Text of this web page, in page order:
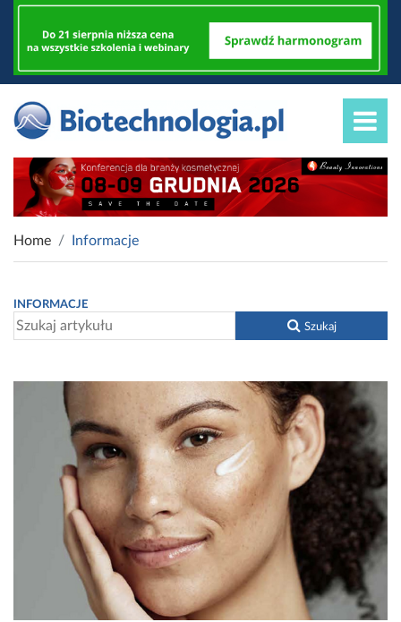
Home Informacje
INFORMACJE
Szukaj